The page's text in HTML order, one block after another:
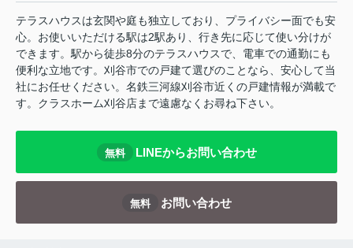
テラスハウスは玄関や庭も独立しており、プライバシー面でも安
心。お使いいただける駅は2駅あり、行き先に応じて使い分けが
できます。駅から徒歩8分のテラスハウスで、電車での通勤にも
便利な立地です。刈谷市での戸建て選びのことなら、安心して当
社にお任せください。名鉄三河線刈谷市近くの戸建情報が満載で
す。クラスホーム刈谷店まで遠慮なくお尋ね下さい。
無料 LINEからお問い合わせ
無料 お問い合わせ